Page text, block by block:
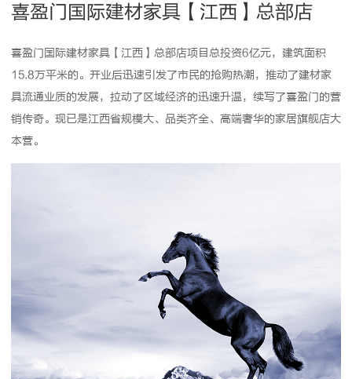
喜盈门国际建材家具【江西】总部店
喜盈门国际建材家具【江西】总部店项目总投资6亿元，建筑面积
15.8万平米的。开业后迅速引发了市民的抢购热潮，推动了建材家
具流通业质的发展，拉动了区域经济的迅速升温，续写了喜盈门的营
销传奇。现已是江西省规模大、品类齐全、高端奢华的家居旗舰店大
本营。